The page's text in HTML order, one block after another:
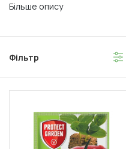
Більше опису
Фільтр